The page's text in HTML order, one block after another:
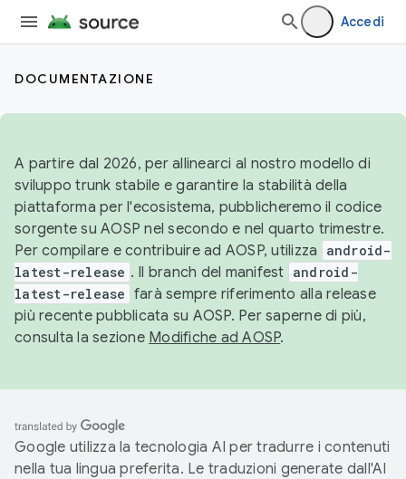
Accedi
DOCUMENTAZIONE
A partire dal 2026, per allinearci al nostro modello di
sviluppo trunk stabile e garantire la stabilità della
piattaforma per l'ecosistema, pubblicheremo il codice
sorgente su AOSP nel secondo e nel quarto trimestre.
Per compilare e contribuire ad AOSP, utilizza
android-
latest-release . Il branch del manifest android-
latest-release farà sempre riferimento alla release
più recente pubblicata su AOSP. Per saperne di più,
consulta la sezione Modifiche ad AOSP.
Google utilizza la tecnologia AI per tradurre i contenuti
nella tua lingua preferita. Le traduzioni generate dall'AI